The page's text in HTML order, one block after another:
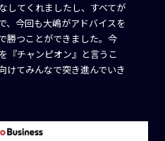
してくれましたし、すべてが
、今回も大嶋がアドバイスを
勝つことができました。今
『チャンピオン』と言うこ
けてみんなで突き進んでいき